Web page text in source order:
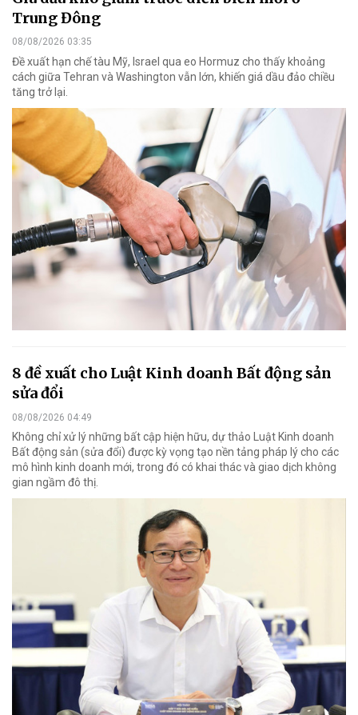
Trung Đông
08/08/2026 03:35
Đề xuất hạn chế tàu Mỹ, Israel qua eo Hormuz cho thấy khoảng
cách giữa Tehran và Washington vẫn lớn, khiến giá dầu đảo chiều
tăng trở lại.
8 đề xuất cho Luật Kinh doanh Bất động sản
sửa đổi
08/08/2026 04:49
Không chỉ xử lý những bất cập hiện hữu, dự thảo Luật Kinh doanh
Bất động sản (sửa đổi) được kỳ vọng tạo nền tảng pháp lý cho các
mô hình kinh doanh mới, trong đó có khai thác và giao dịch không
gian ngầm đô thị.